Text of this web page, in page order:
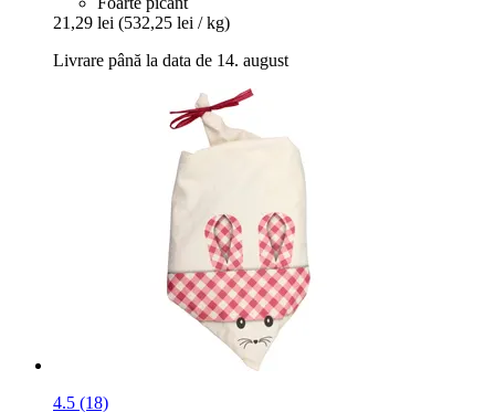
21,29 lei (532,25 lei / kg)
Livrare până la data de 14. august
4.5 (18)